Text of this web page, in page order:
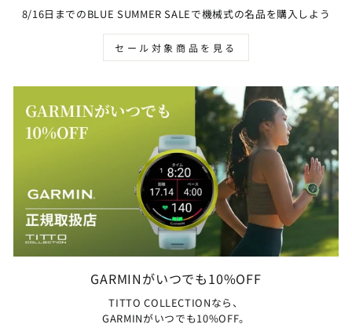
8/16日までのBLUE SUMMER SALEで機械式の名品を購入しよう
セール対象商品を見る
GARMINがいつでも10%OFF
TITTO COLLECTIONなら、
GARMINがいつでも10%OFF。